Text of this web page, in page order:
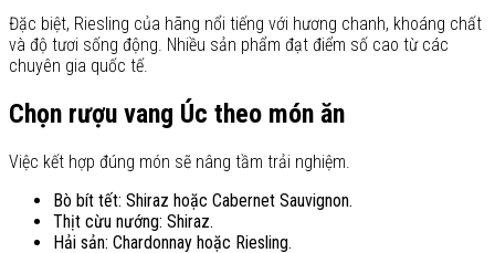
Đặc biệt, Riesling của hãng nổi tiếng với hương chanh, khoáng chất
và độ tươi sống động. Nhiều sản phẩm đạt điểm số cao từ các
chuyên gia quốc tế.
Chọn rượu vang Úc theo món ăn
Việc kết hợp đúng món sẽ nâng tầm trải nghiệm.
Bò bít tết: Shiraz hoặc Cabernet Sauvignon.
Thịt cừu nướng: Shiraz.
Hải sản: Chardonnay hoặc Riesling.